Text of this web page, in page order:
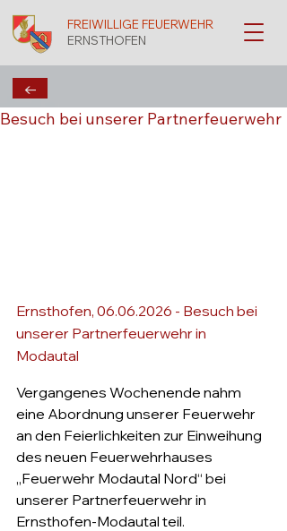
FREIWILLIGE FEUERWEHR
ERNSTHOFEN
Besuch bei unserer Partnerfeuerwehr
Ernsthofen, 06.06.2026 - Besuch bei
unserer Partnerfeuerwehr in
Modautal
Vergangenes Wochenende nahm
eine Abordnung unserer Feuerwehr
an den Feierlichkeiten zur Einweihung
des neuen Feuerwehrhauses
„Feuerwehr Modautal Nord“ bei
unserer Partnerfeuerwehr in
Ernsthofen-Modautal teil.
←